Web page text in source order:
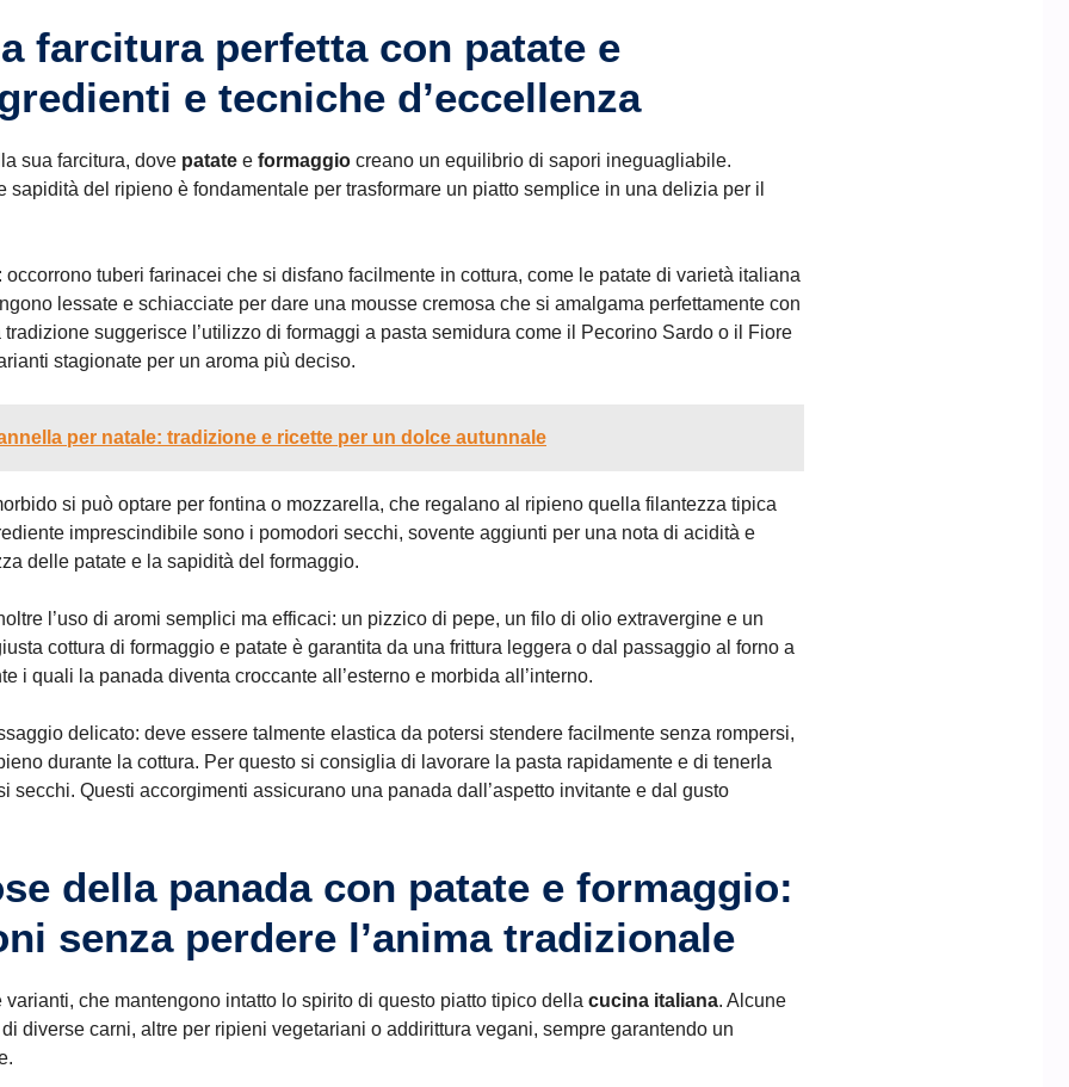
farcitura perfetta con patate e
e tecniche d’eccellenza
sua farcitura, dove patate e formaggio creano un equilibrio di sapori ineguagliabile.
sapidità del ripieno è fondamentale per trasformare un piatto semplice in una delizia per il
tuberi farinacei che si disfano facilmente in cottura, come le patate di varietà italiana
lessate e schiacciate per dare una mousse cremosa che si amalgama perfettamente con
tradizione suggerisce l’utilizzo di formaggi a pasta semidura come il Pecorino Sardo o il Fiore
stagionate per un aroma più deciso.
per natale: tradizione e ricette per un dolce autunnale
si può optare per fontina o mozzarella, che regalano al ripieno quella filantezza tipica
imprescindibile sono i pomodori secchi, sovente aggiunti per una nota di acidità e
delle patate e la sapidità del formaggio.
l’uso di aromi semplici ma efficaci: un pizzico di pepe, un filo di olio extravergine e un
cottura di formaggio e patate è garantita da una frittura leggera o dal passaggio al forno a
i quali la panada diventa croccante all’esterno e morbida all’interno.
delicato: deve essere talmente elastica da potersi stendere facilmente senza rompersi,
durante la cottura. Per questo si consiglia di lavorare la pasta rapidamente e di tenerla
secchi. Questi accorgimenti assicurano una panada dall’aspetto invitante e dal gusto
della panada con patate e formaggio:
senza perdere l’anima tradizionale
varianti, che mantengono intatto lo spirito di questo piatto tipico della cucina italiana. Alcune
diverse carni, altre per ripieni vegetariani o addirittura vegani, sempre garantendo un